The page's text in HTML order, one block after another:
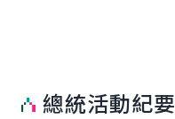
總統活動紀要